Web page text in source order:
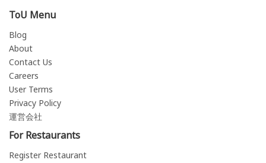
ToU Menu
Blog
About
Contact Us
Careers
User Terms
Privacy Policy
運営会社
For Restaurants
Register Restaurant